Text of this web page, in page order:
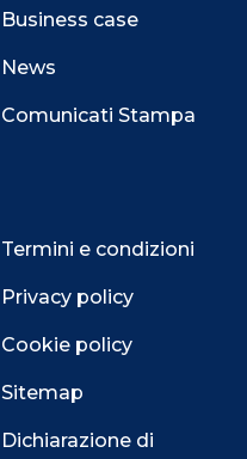
Business case
News
Comunicati Stampa
Termini e condizioni
Privacy policy
Cookie policy
Sitemap
Dichiarazione di